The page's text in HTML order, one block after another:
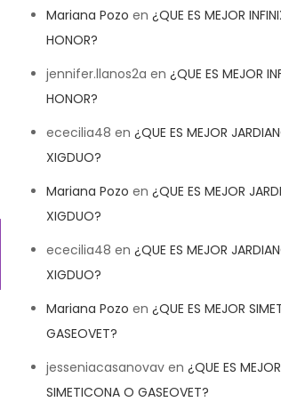
Mariana Pozo en ¿QUE ES MEJOR
HONOR?
jennifer.llanos2a en ¿QUE ES MEJOR
HONOR?
ececilia48 en ¿QUE ES MEJOR
XIGDUO?
Mariana Pozo en ¿QUE ES MEJOR
XIGDUO?
ececilia48 en ¿QUE ES MEJOR
XIGDUO?
Mariana Pozo en ¿QUE ES MEJOR
GASEOVET?
jesseniacasanovav en ¿QUE ES MEJOR
SIMETICONA O GASEOVET?